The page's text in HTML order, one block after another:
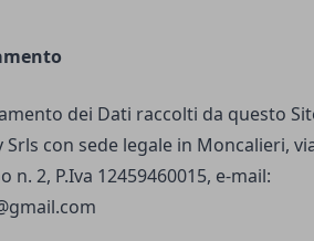
dei Dati raccolti da questo
Srls con sede legale in Moncalieri,
2, P.Iva 12459460015, e-mail: